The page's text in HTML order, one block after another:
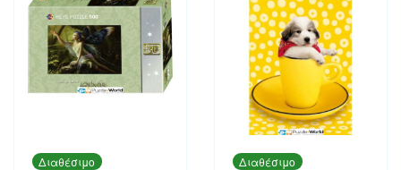
Διαθέσιμο Διαθέσιμο